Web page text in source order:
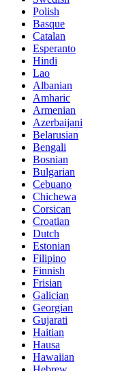
Polish
Basque
Catalan
Esperanto
Hindi
Lao
Albanian
Amharic
Armenian
Azerbaijani
Belarusian
Bengali
Bosnian
Bulgarian
Cebuano
Chichewa
Corsican
Croatian
Dutch
Estonian
Filipino
Finnish
Frisian
Galician
Georgian
Gujarati
Haitian
Hausa
Hawaiian